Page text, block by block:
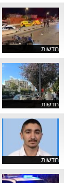
חדשות
חדשות
חדשות